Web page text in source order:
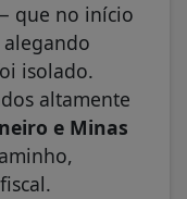
que no início
alegando
isolado.
altamente
e Minas